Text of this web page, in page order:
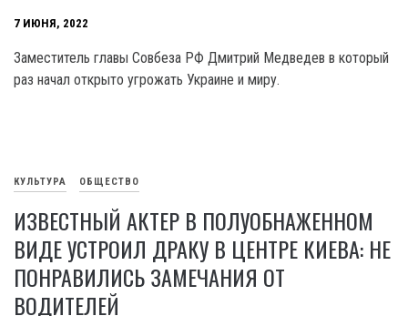
7 ИЮНЯ, 2022
Заместитель главы Совбеза РФ Дмитрий Медведев в который
раз начал открыто угрожать Украине и миру.
КУЛЬТУРА ОБЩЕСТВО
ИЗВЕСТНЫЙ АКТЕР В ПОЛУОБНАЖЕННОМ
ВИДЕ УСТРОИЛ ДРАКУ В ЦЕНТРЕ КИЕВА: НЕ
ПОНРАВИЛИСЬ ЗАМЕЧАНИЯ ОТ
ВОДИТЕЛЕЙ